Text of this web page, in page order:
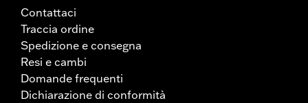
Contattaci
Traccia ordine
Spedizione e consegna
Resi e cambi
Domande frequenti
Dichiarazione di conformità